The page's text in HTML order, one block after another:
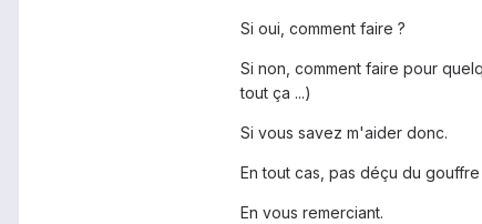
Si oui, comment faire ?
Si non, comment faire pour
tout ça ...)
Si vous savez m'aider donc.
En tout cas, pas déçu du
En vous remerciant.